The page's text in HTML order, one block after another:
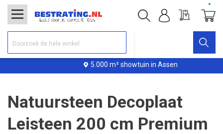
5.000 m² showtuin in Assen
Offerte
Natuursteen Decoplaat
Leisteen 200 cm Premium